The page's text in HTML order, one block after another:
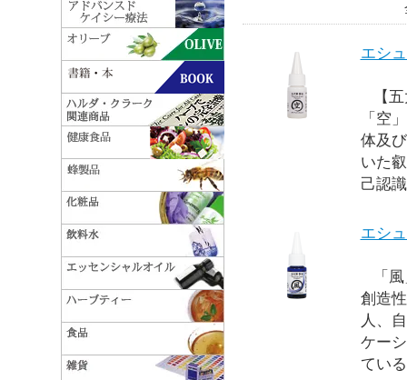
エシ
【
「空
体及
いた
己認
エシ
「
創造
人、
ケー
てい